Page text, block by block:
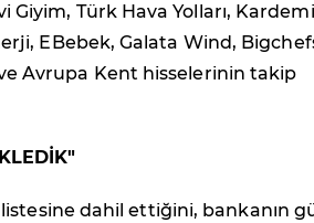
Türk Hava Yolları,
EBebek, Galata Wind,
Avrupa Kent hisselerinin takip
listesine dahil ettiğini, bankanın